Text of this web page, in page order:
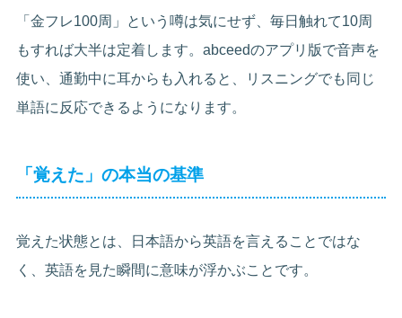
「金フレ100周」という噂は気にせず、毎日触れて10周
もすれば大半は定着します。abceedのアプリ版で音声を
使い、通勤中に耳からも入れると、リスニングでも同じ
単語に反応できるようになります。
「覚えた」の本当の基準
覚えた状態とは、日本語から英語を言えることではな
く、英語を見た瞬間に意味が浮かぶことです。